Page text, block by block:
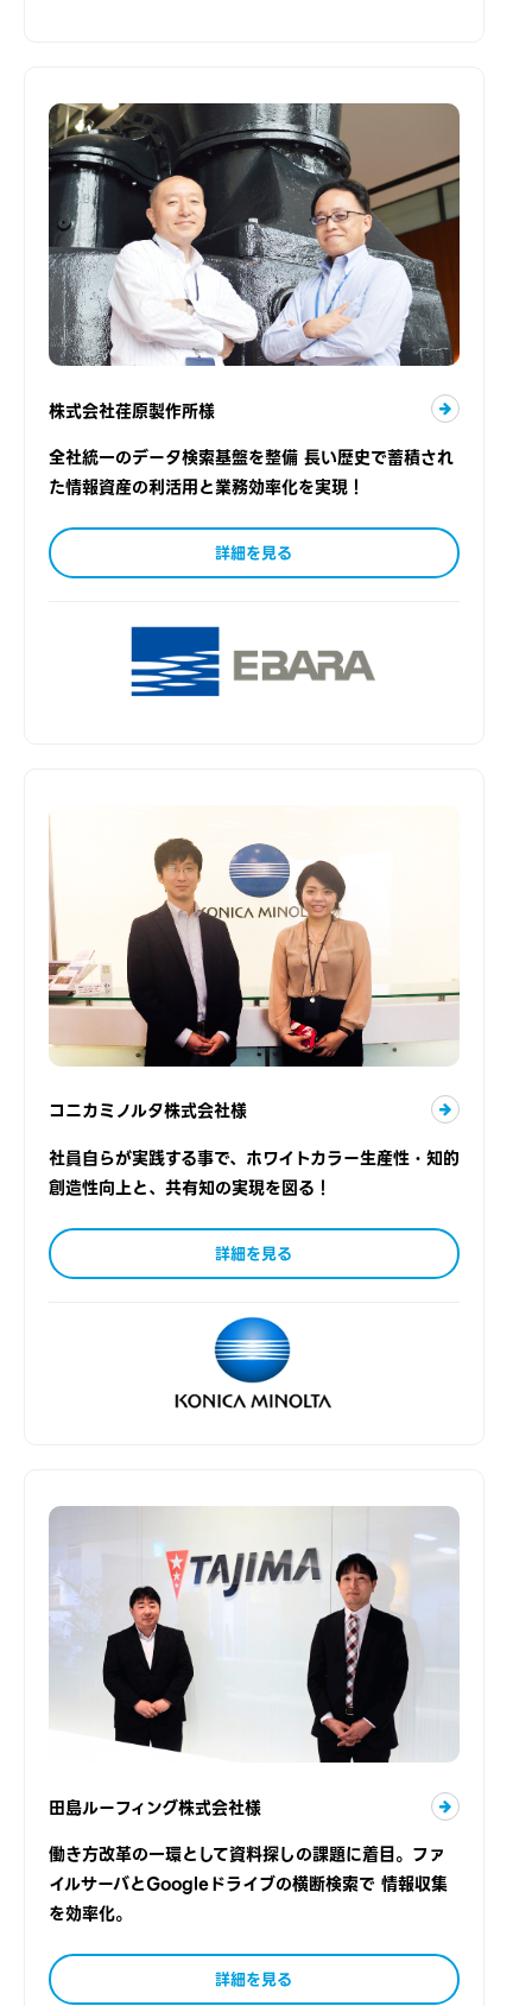
株式会社荏原製作所様
全社統一のデータ検索基盤を整備 長い歴史で蓄積され
た情報資産の利活用と業務効率化を実現！
詳細を見る
コニカミノルタ株式会社様
社員自らが実践する事で、ホワイトカラー生産性・知的
創造性向上と、共有知の実現を図る！
詳細を見る
田島ルーフィング株式会社様
働き方改革の一環として資料探しの課題に着目。ファ
イルサーバとGoogleドライブの横断検索で 情報収集
を効率化。
詳細を見る